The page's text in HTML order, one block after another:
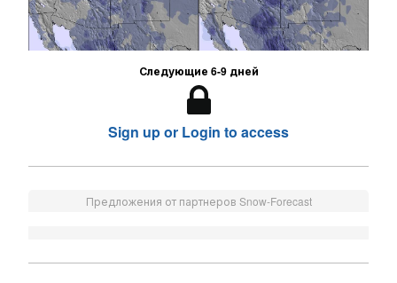
Следующие 6-9 дней
Sign up or Login to access
Предложения от партнеров Snow-Forecast